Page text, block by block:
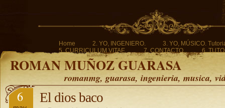
Home 2. YO, INGENIERO.
3. YO, MÚSICO.
5. CURRICULUM VITAE.
7. CONTACTO. 6.
ROMAN MUÑOZ GUARASA
romanmg, guarasa, ingenieria, musica,
6 El dios baco